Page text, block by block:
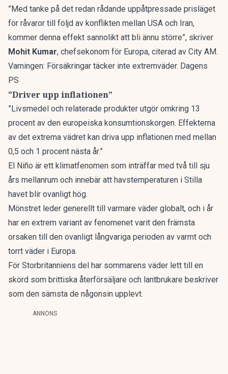
”Med tanke på det redan rådande uppåtpressade prisläget
för råvaror till följd av konflikten mellan USA och Iran,
kommer denna effekt sannolikt att bli ännu större”, skriver
Mohit Kumar, chefsekonom för Europa, citerad av City AM.
Varningen: Försäkringar täcker inte extremväder. Dagens
PS
”Driver upp inflationen”
”Livsmedel och relaterade produkter utgör omkring 13
procent av den europeiska konsumtionskorgen. Effekterna
av det extrema vädret kan driva upp inflationen med mellan
0,5 och 1 procent nästa år.”
El Niño är ett klimatfenomen som inträffar med två till sju
års mellanrum och innebär att havstemperaturen i Stilla
havet blir ovanligt hög.
Mönstret leder generellt till varmare väder globalt, och i år
har en extrem variant av fenomenet varit den främsta
orsaken till den ovanligt långvariga perioden av varmt och
torrt väder i Europa.
För Storbritanniens del har sommarens väder lett till en
skörd som brittiska återförsäljare och lantbrukare beskriver
som den sämsta de någonsin upplevt.
ANNONS